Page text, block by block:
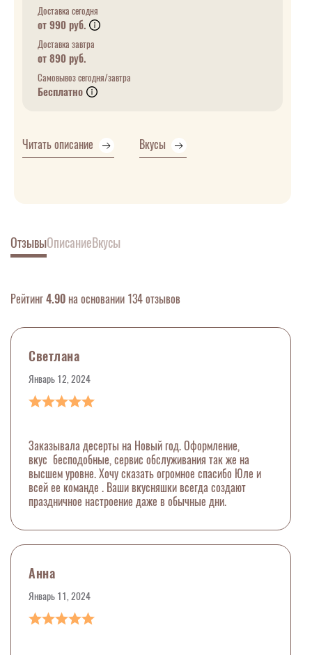
Доставка сегодня
от 990 руб.
Доставка завтра
от 890 руб.
Самовывоз сегодня/завтра
Бесплатно
Читать описание Вкусы
ОтзывыОписаниеВкусы
Рейтинг4.90 на основании 134 отзывов
Светлана
Январь 12, 2024
Заказывала десерты на Новый год. Оформление,
вкус бесподобные, сервис обслуживания так же на
высшем уровне. Хочу сказать огромное спасибо Юле и
всей ее команде . Ваши вкусняшки всегда создают
праздничное настроение даже в обычные дни.
Анна
Январь 11, 2024